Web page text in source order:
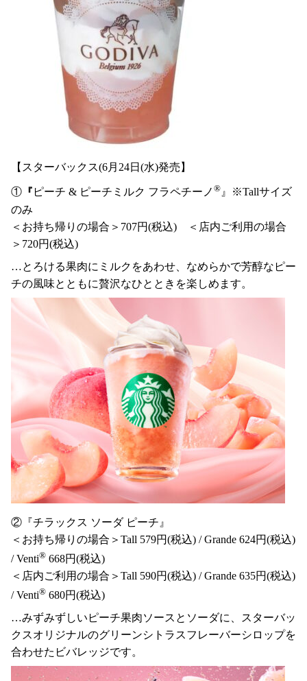
【スターバックス(6月24日(水)発売】
① 『 ピーチ & ピーチミルク フラペチーノ ®』※Tallサイズ
のみ
＜お持ち帰りの場合＞707円(税込) ＜店内ご利用の場合
＞720円(税込)
…とろける果肉にミルクをあわせ、なめらかで芳醇なピー
チの風味とともに贅沢なひとときを楽しめます。
②『チラックス ソーダ ピーチ』
＜お持ち帰りの場合＞Tall 579円(税込) / Grande 624円(税込)
/ Venti® 668円(税込)
＜店内ご利用の場合＞Tall 590円(税込) / Grande 635円(税込)
/ Venti® 680円(税込)
…みずみずしいピーチ果肉ソースとソーダに、スターバッ
クスオリジナルのグリーンシトラスフレーバーシロップを
合わせたビバレッジです。